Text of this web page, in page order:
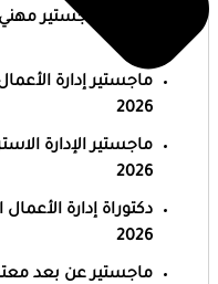
أفضل ماجستير
ماجستير إدارة
2026
ماجستير الإدارة
2026
دكتوراة إدارة
2026
ماجستير عن بعد